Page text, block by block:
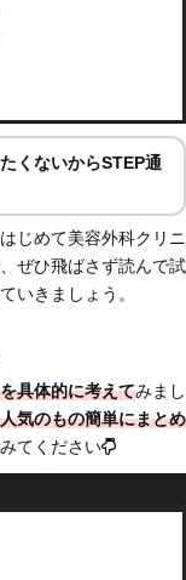
くないからSTEP通
じめて美容外科クリニ
ぜひ飛ばさず読んで試
いきましょう。
具体的に考えてみまし
気のもの簡単にまとめ
てください